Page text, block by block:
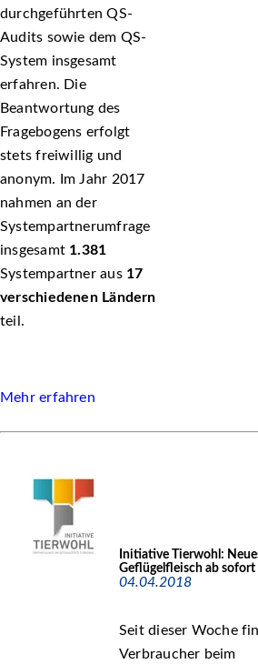
durchgeführten QS-
Audits sowie dem QS-
System insgesamt
erfahren. Die
Beantwortung des
Fragebogens erfolgt
stets freiwillig und
anonym. Im Jahr 2017
nahmen an der
Systempartnerumfrage
insgesamt 1.381
Systempartner aus 17
verschiedenen Ländern
teil.
Mehr erfahren
Initiative Tierwohl:
Geflügelfleisch ab sofort
04.04.2018
Seit dieser Woche
Verbraucher beim